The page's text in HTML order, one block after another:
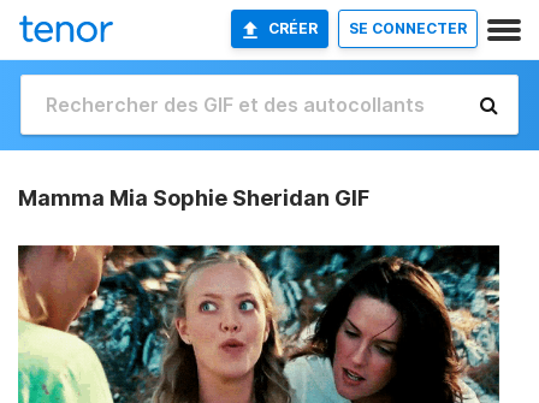
CRÉER SE CONNECTER
Mamma Mia Sophie Sheridan GIF